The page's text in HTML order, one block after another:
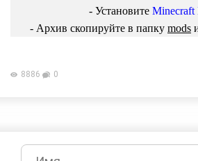
- Установите Minecraft
- Архив скопируйте в папку mods
8886 0